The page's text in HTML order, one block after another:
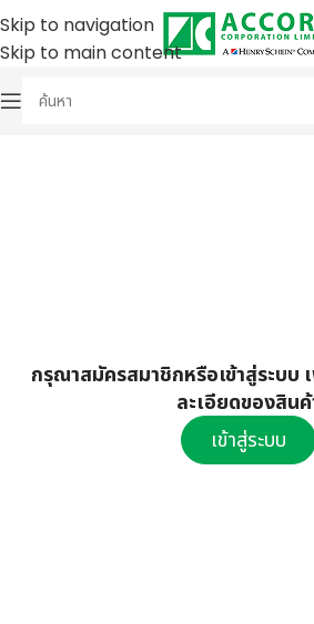
Skip to navigation
Skip to main content
กรุณาสมัครสมาชิกหรือเข้าสู่ระบบ
ละเอียดของสินค้
เข้าสู่ระบบ